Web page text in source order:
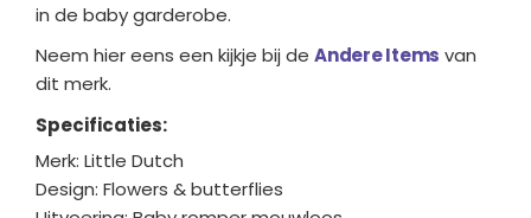
in de baby garderobe.
Neem hier eens een kijkje bij de Andere Items van
dit merk.
Specificaties:
Merk: Little Dutch
Design: Flowers & butterflies